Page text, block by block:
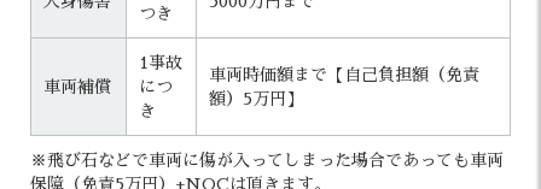
つき
車両補償
1事故
につ
き
車両時価額まで【自己負担額（免責
額）5万円】
※飛び石などで車両に傷が入ってしまった場合であっても車両
保障（免責5万円）+NOCは頂きます。